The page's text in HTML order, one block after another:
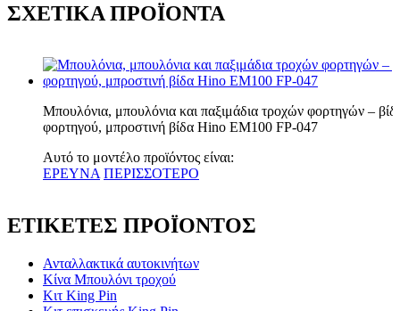
ΣΧΕΤΙΚΑ ΠΡΟΪΟΝΤΑ
Μπουλόνια, μπουλόνια και παξιμάδια τροχών φορτηγών –
φορτηγού, μπροστινή βίδα Hino EM100 FP-047
Αυτό το μοντέλο προϊόντος είναι:
ΕΡΕΥΝΑ ΠΕΡΙΣΣΟΤΕΡΟ
ΕΤΙΚΕΤΕΣ ΠΡΟΪΟΝΤΟΣ
Ανταλλακτικά αυτοκινήτων
Κίνα Μπουλόνι τροχού
Κιτ King Pin